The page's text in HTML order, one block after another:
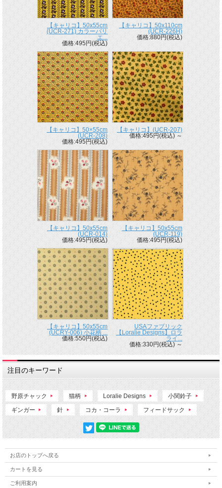
【キャリコ】50x55cm
(UCR-271) カラーバリ
エ...
価格:495円(税込)
【キャリコ】50x110cm
(UCR-226H)
価格:880円(税込)
【キャリコ】50×55cm
(UCR-208)
価格:495円(税込)
【キャリコ】(UCR-207)
価格:495円(税込)～
【キャリコ】50x55cm
(UCR-014)
価格:495円(税込)
【キャリコ】50x55cm
(UCR-119)
価格:495円(税込)
【キャリコ】50x55cm
(UCRY-006) 小花柄 ...
価格:550円(税込)
USAファブリック
【Loralie Designs】ロラ
ライ...
価格:330円(税込)～
注目のキーワード
野原チャック 猫柄 Loralie Designs 小関鈴子
ギンガー 針 コカ・コーラ フィードサック
お店のトップへ戻る
カートを見る
ご利用案内